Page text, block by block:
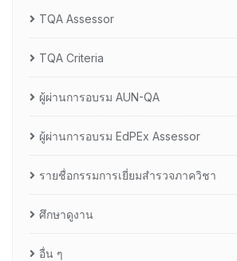
TQA Assessor
TQA Criteria
ผู้ผ่านการอบรม AUN-QA
ผู้ผ่านการอบรม EdPEx Assessor
รายชื่อกรรมการเยี่ยมสำรวจภาควิชา
ศึกษาดูงาน
อื่น ๆ